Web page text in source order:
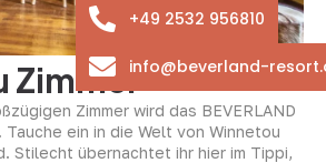
Zimmer
Zimmer wird das BEVERLAND
Tauche ein in die Welt von Winnetou
Stilecht übernachtet ihr hier im Tippi,
+49 2532 956810
info@beverland-